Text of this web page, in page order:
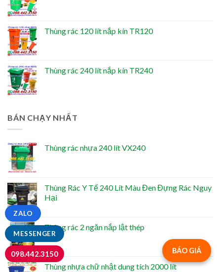
Thùng rác 120 lít nắp kín TR120
Thùng rác 240 lít nắp kín TR240
BÁN CHẠY NHẤT
Thùng rác nhựa 240 lít VX240
Thùng Rác Y Tế 240 Lít Màu Đen Đựng Rác Nguy
Hại
Thùng rác 2 ngăn nắp lật thép
Thùng nhựa chữ nhật dung tích 2000 lít
BÁO GIÁ
MESSENGER
ZALO
098.442.3150